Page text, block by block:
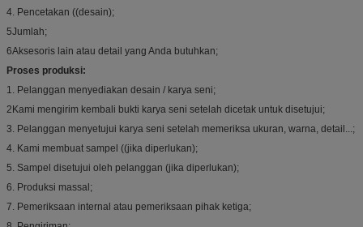
4. Pencetakan ((desain);
5Jumlah;
6Aksesoris lain atau detail yang Anda butuhkan;
Proses produksi:
1. Pelanggan menyediakan desain / karya seni;
2Kami mengirim kembali bukti karya seni setelah dicetak untuk disetujui;
3. Pelanggan menyetujui karya seni setelah memeriksa ukuran, warna, detail...;
4. Kami membuat sampel ((jika diperlukan);
5. Sampel disetujui oleh pelanggan (jika diperlukan);
6. Produksi massal;
7. Pemeriksaan internal atau pemeriksaan pihak ketiga;